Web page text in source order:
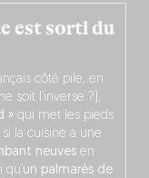
est sorti du
côté pile, en
soit l’inverse ?),
» qui met les pieds
la cuisine a une
neuvesen
qu’un palmarès de